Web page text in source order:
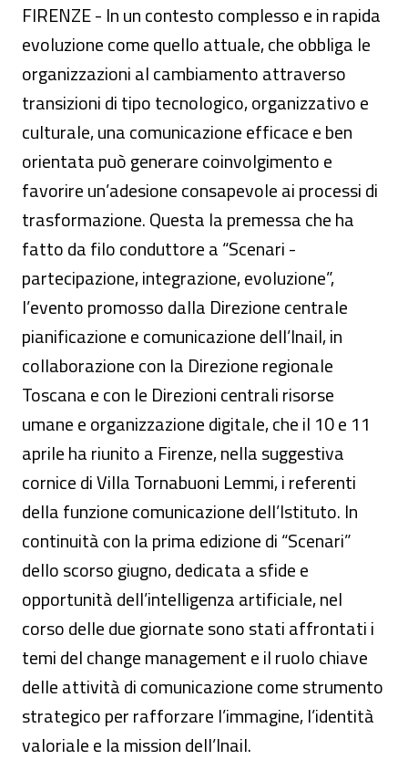
FIRENZE - In un contesto complesso e in rapida
evoluzione come quello attuale, che obbliga le
organizzazioni al cambiamento attraverso
transizioni di tipo tecnologico, organizzativo e
culturale, una comunicazione efficace e ben
orientata può generare coinvolgimento e
favorire un’adesione consapevole ai processi di
trasformazione. Questa la premessa che ha
fatto da filo conduttore a “Scenari -
partecipazione, integrazione, evoluzione”,
l’evento promosso dalla Direzione centrale
pianificazione e comunicazione dell’Inail, in
collaborazione con la Direzione regionale
Toscana e con le Direzioni centrali risorse
umane e organizzazione digitale, che il 10 e 11
aprile ha riunito a Firenze, nella suggestiva
cornice di Villa Tornabuoni Lemmi, i referenti
della funzione comunicazione dell’Istituto. In
continuità con la prima edizione di “Scenari”
dello scorso giugno, dedicata a sfide e
opportunità dell’intelligenza artificiale, nel
corso delle due giornate sono stati affrontati i
temi del change management e il ruolo chiave
delle attività di comunicazione come strumento
strategico per rafforzare l’immagine, l’identità
valoriale e la mission dell’Inail.